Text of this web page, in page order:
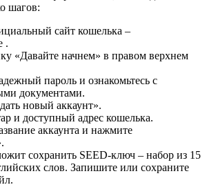
шагов:
сайт кошелька –
.
«Давайте начнем» в правом верхнем
пароль и ознакомьтесь с
документами.
новый аккаунт».
и доступный адрес кошелька.
аккаунта и нажмите
сохранить SEED-ключ – набор из 15
слов. Запишите или сохраните